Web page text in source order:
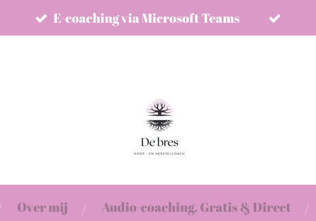
E-coaching via Microsoft Teams
Over mij Audio-coaching. Gratis & Direct